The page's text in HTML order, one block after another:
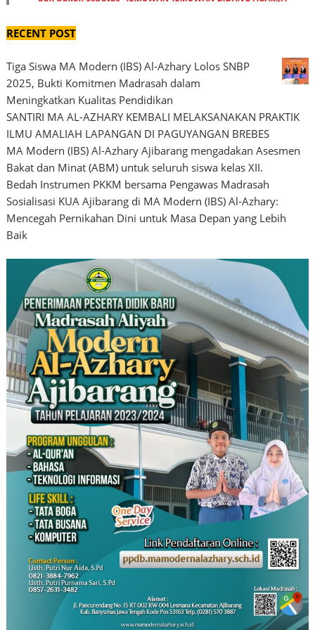
RECENT POST
Tiga Siswa MA Modern (IBS) Al-Azhary Lolos SNBP
2025, Bukti Komitmen Madrasah dalam
Meningkatkan Kualitas Pendidikan
SANTIRI MA AL-AZHARY KEMBALI MELAKSANAKAN PRAKTIK
ILMU AMALIAH LAPANGAN DI PAGUYANGAN BREBES
MA Modern (IBS) Al-Azhary Ajibarang mengadakan Asesmen
Bakat dan Minat (ABM) untuk seluruh siswa kelas XII.
Bedah Instrumen PKKM bersama Pengawas Madrasah
Sosialisasi KUA Ajibarang di MA Modern (IBS) Al-Azhary:
Mencegah Pernikahan Dini untuk Masa Depan yang Lebih
Baik